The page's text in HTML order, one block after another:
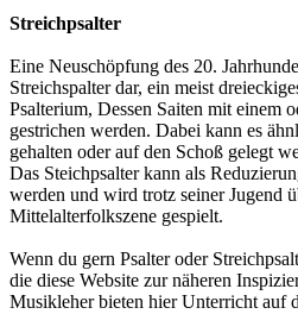
Streichpsalter
Eine Neuschöpfung des 20.
Streichspalter dar, ein meist
Psalterium, Dessen Saiten mit einem
gestrichen werden. Dabei kann es
gehalten oder auf den Schoß gelegt
Das Steichpsalter kann als
werden und wird trotz seiner Jugend
Mittelalterfolkszene gespielt.
Wenn du gern Psalter oder
die diese Website zur näheren
Musikleher bieten hier Unterricht auf